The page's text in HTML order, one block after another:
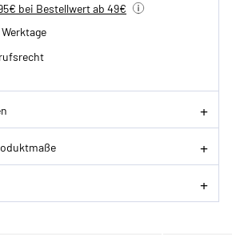
bei Bestellwert ab 49€